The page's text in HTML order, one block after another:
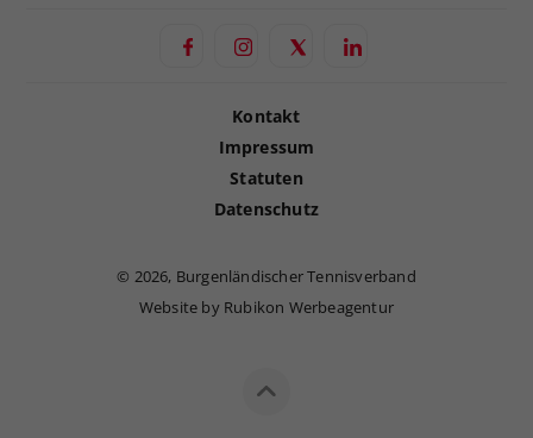
Kontakt
Impressum
Statuten
Datenschutz
© 2026, Burgenländischer Tennisverband
Website by Rubikon Werbeagentur